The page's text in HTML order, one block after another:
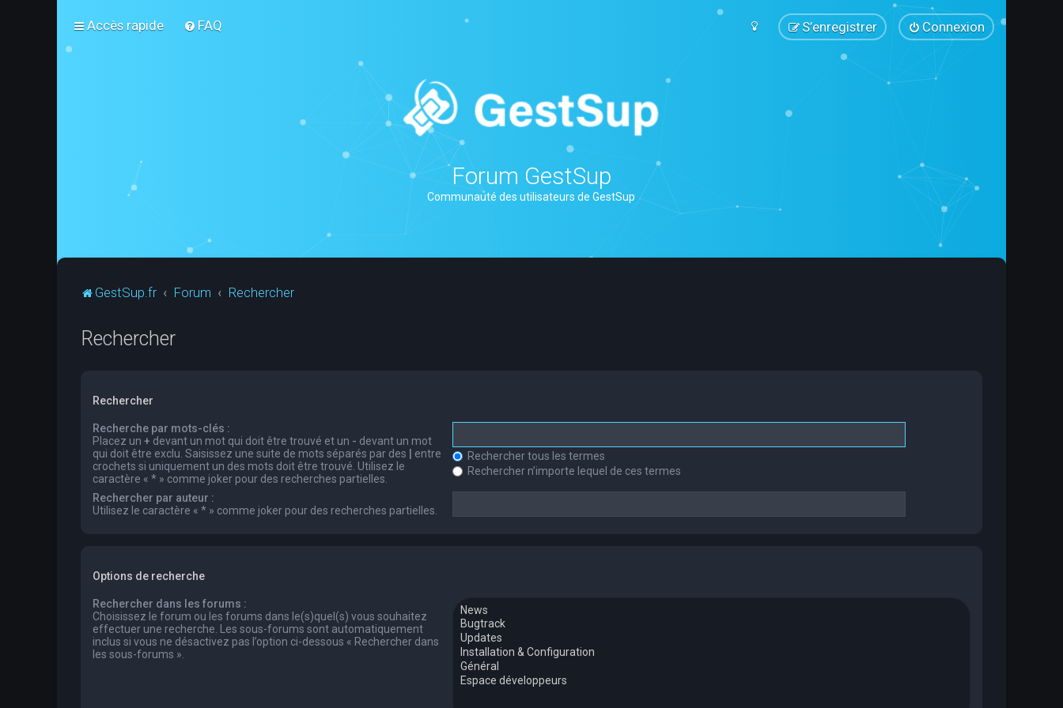
Accès rapide FAQ Connexion
S’enregistrer
Forum GestSup
Communauté des utilisateurs de GestSup
GestSup.fr Forum Rechercher
Rechercher
Rechercher
Recherche par mots-clés :
Placez un + devant un mot qui doit être trouvé et un - devant un mot
qui doit être exclu. Saisissez une suite de mots séparés par des
entre
crochets si uniquement un des mots doit être trouvé. Utilisez le
caractère « * » comme joker pour des recherches partielles.
Rechercher tous les termes
Rechercher n’importe lequel de ces termes
Rechercher par auteur :
Utilisez le caractère « * » comme joker pour des recherches partielles.
Options de recherche
Rechercher dans les forums :
Choisissez le forum ou les forums dans le(s)quel(s) vous souhaitez
effectuer une recherche. Les sous-forums sont automatiquement
inclus si vous ne désactivez pas l’option ci-dessous « Rechercher dans
les sous-forums ».